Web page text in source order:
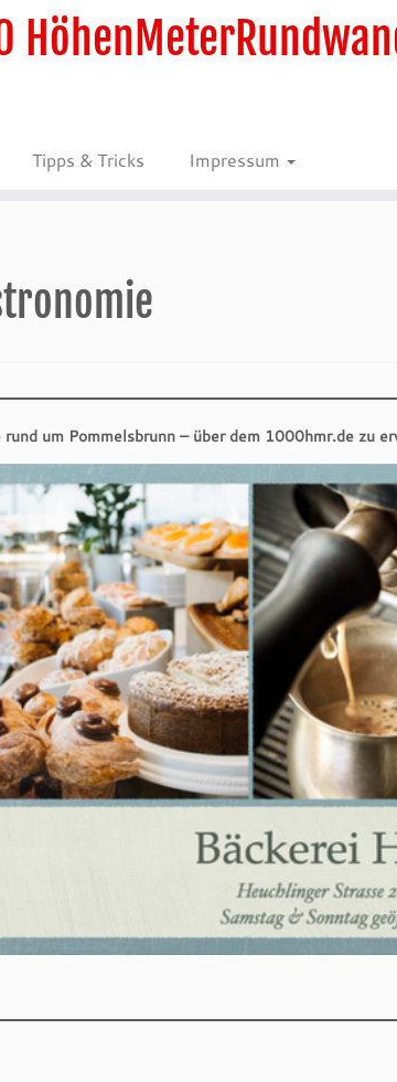
Tipps & Tricks Impressum
rund um Pommelsbrunn – über dem 1000hmr.de zu